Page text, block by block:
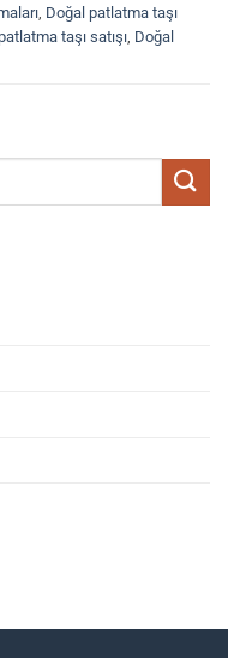
, Doğal patlatma taşı
taşı satışı, Doğal